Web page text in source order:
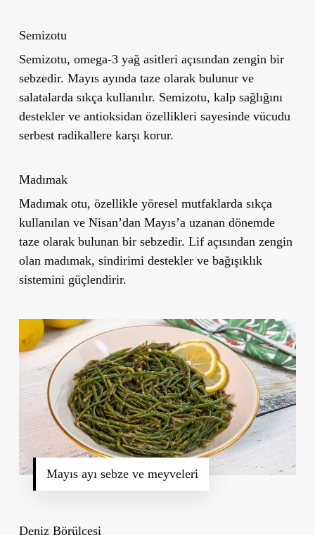
Semizotu
Semizotu, omega-3 yağ asitleri açısından zengin bir
sebzedir. Mayıs ayında taze olarak bulunur ve
salatalarda sıkça kullanılır. Semizotu, kalp sağlığını
destekler ve antioksidan özellikleri sayesinde vücudu
serbest radikallere karşı korur.
Madımak
Madımak otu, özellikle yöresel mutfaklarda sıkça
kullanılan ve Nisan’dan Mayıs’a uzanan dönemde
taze olarak bulunan bir sebzedir. Lif açısından zengin
olan madımak, sindirimi destekler ve bağışıklık
sistemini güçlendirir.
Mayıs ayı sebze ve meyveleri
Deniz Börülcesi